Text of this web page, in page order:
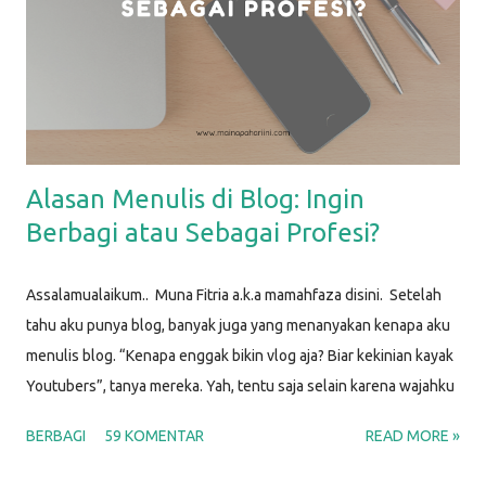
sudah dilaminating . Sebelumnya, aku bikin desain sederhana di
aplikasi Canva, lalu aku print dan laminating, sehingga bisa
ditulisi dengan spidol dan dihapus. Kertas ini kemudian aku t...
Alasan Menulis di Blog: Ingin
Berbagi atau Sebagai Profesi?
Assalamualaikum.. Muna Fitria a.k.a mamahfaza disini. Setelah
tahu aku punya blog, banyak juga yang menanyakan kenapa aku
menulis blog. “Kenapa enggak bikin vlog aja? Biar kekinian kayak
Youtubers”, tanya mereka. Yah, tentu saja selain karena wajahku
menulis blog. ALASAN MENULIS DI BLOG PERTAMA KALI
BERBAGI 59 KOMENTAR READ MORE »